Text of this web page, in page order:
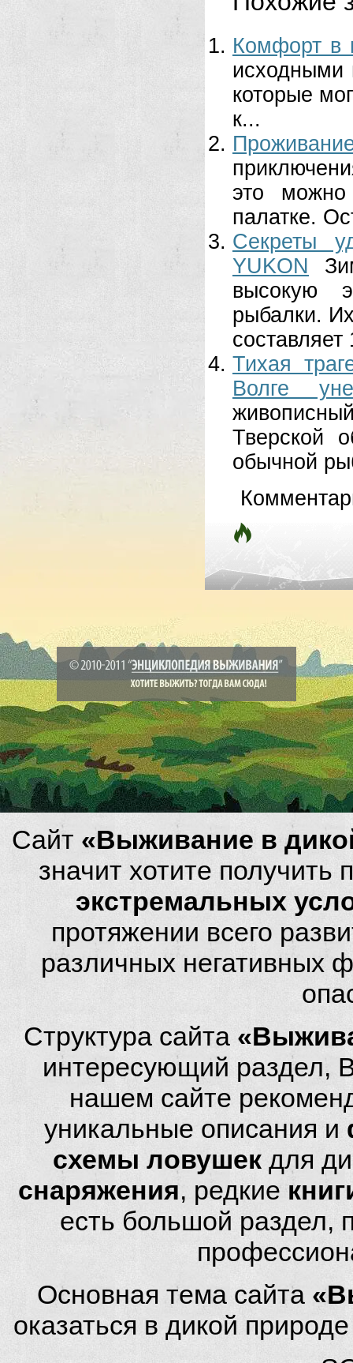
Комфорт в
исходными
которые
к...
это
палатке.
Секреты
YUKON
высокую
рыбалки.
Тихая
Волге
Тверской
обычной
Сайт «Выживание в
значит хотите
экстремальных
протяжении всего
различных негативных
Структура сайта
интересующий раздел,
нашем сайте
уникальные описания и
схемы ловушек для
снаряжения, редкие
есть большой
Основная тема сайта
оказаться в дикой